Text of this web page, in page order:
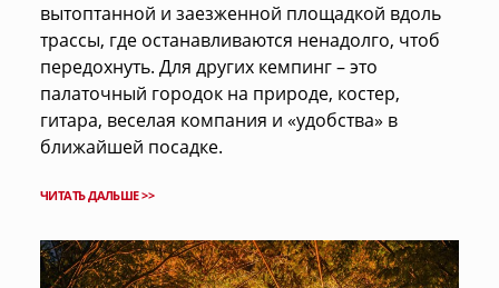
вытоптанной и заезженной площадкой вдоль
трассы, где останавливаются ненадолго, чтоб
передохнуть. Для других кемпинг – это
палаточный городок на природе, костер,
гитара, веселая компания и «удобства» в
ближайшей посадке.
ЧИТАТЬ ДАЛЬШЕ >>